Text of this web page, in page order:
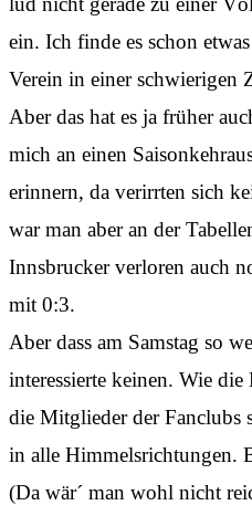
ein. Ich finde es schon
Verein in einer schwierigen
Aber das hat es ja früher
mich an einen
erinnern, da verirrten sich
war man aber an der
Innsbrucker verloren auch
mit 0:3.
Aber dass am Samstag so
interessierte keinen. Wie
die Mitglieder der Fanclubs
in alle Himmelsrichtungen.
(Da wär´ man wohl nicht